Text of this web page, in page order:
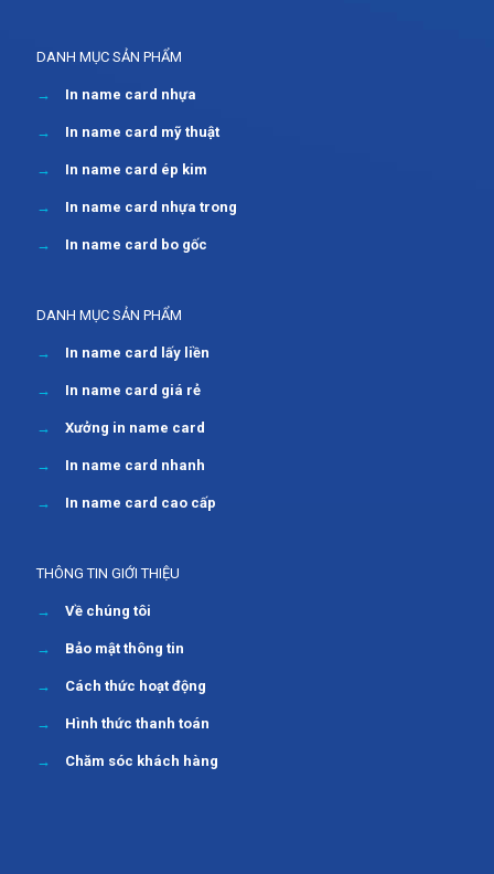
DANH MỤC SẢN PHẨM
→ In name card nhựa
→ In name card mỹ thuật
→ In name card ép kim
→ In name card nhựa trong
→ In name card bo gốc
DANH MỤC SẢN PHẨM
→ In name card lấy liền
→ In name card giá rẻ
→ Xưởng in name card
→ In name card nhanh
→ In name card cao cấp
THÔNG TIN GIỚI THIỆU
→ Về chúng tôi
→ Bảo mật thông tin
→ Cách thức hoạt động
→ Hình thức thanh toán
→ Chăm sóc khách hàng